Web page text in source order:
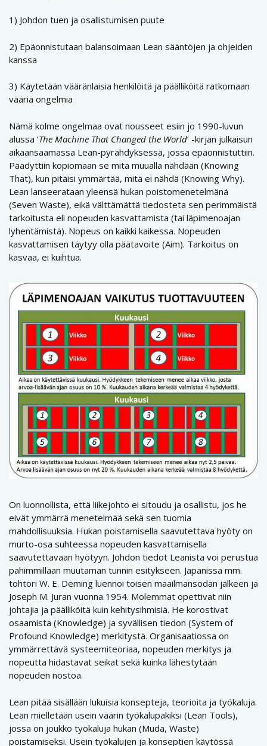
1) Johdon tuen ja osallistumisen puute
2) Epäonnistutaan balansoimaan Lean sääntöjen ja ohjeiden
kanssa
3) Käytetään vääränlaisia henkilöitä ja päälliköitä ratkomaan
vääriä ongelmia
Nämä kolme ongelmaa ovat nousseet esiin jo 1990-luvun
alussa ’The Machine That Changed the World’ -kirjan julkaisun
aikaansaamassa Lean-pyrähdyksessä, jossa epäonnistuttiin.
Päädyttiin kopiomaan se mitä muualla nähdään (Knowing
That), kun pitäisi ymmärtää, mitä ei nähdä (Knowing Why).
Lean lanseerataan yleensä hukan poistomenetelmänä
(Seven Waste), eikä välttämättä tiedosteta sen perimmäistä
tarkoitusta eli nopeuden kasvattamista (tai läpimenoajan
lyhentämistä). Nopeus on kaikki kaikessa. Nopeuden
kasvattamisen täytyy olla päätavoite (Aim). Tarkoitus on
kasvaa, ei kuihtua.
On luonnollista, että liikejohto ei sitoudu ja osallistu, jos he
eivät ymmärrä menetelmää sekä sen tuomia
mahdollisuuksia. Hukan poistamisella saavutettava hyöty on
murto-osa suhteessa nopeuden kasvattamisella
saavutettavaan hyötyyn. Johdon tiedot Leanista voi perustua
pahimmillaan muutaman tunnin esitykseen. Japanissa mm.
tohtori W. E. Deming luennoi toisen maailmansodan jälkeen ja
Joseph M. Juran vuonna 1954. Molemmat opettivat niin
johtajia ja päälliköitä kuin kehitysihmisiä. He korostivat
osaamista (Knowledge) ja syvällisen tiedon (System of
Profound Knowledge) merkitystä. Organisaatiossa on
ymmärrettävä systeemiteoriaa, nopeuden merkitys ja
nopeutta hidastavat seikat sekä kuinka lähestytään
nopeuden nostoa.
Lean pitää sisällään lukuisia konsepteja, teorioita ja työkaluja.
Lean mielletään usein väärin työkalupakiksi (Lean Tools),
jossa on joukko työkaluja hukan (Muda, Waste)
poistamiseksi. Usein työkalujen ja konseptien käytössä